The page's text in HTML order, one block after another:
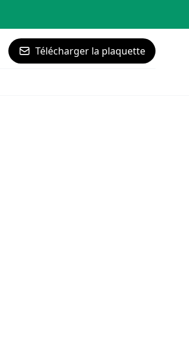
Télécharger la plaquette